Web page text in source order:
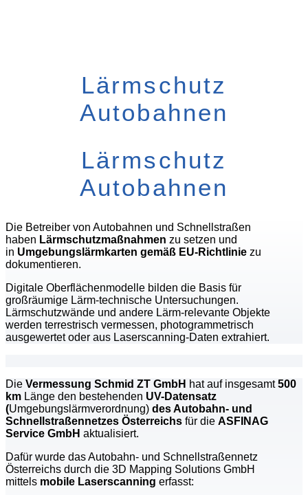
Lärmschutz
Autobahnen
Lärmschutz
Autobahnen
Die Betreiber von Autobahnen und Schnellstraßen
haben Lärmschutzmaßnahmen zu setzen und
in Umgebungslärmkarten gemäß EU-Richtlinie zu
dokumentieren.
Digitale Oberflächenmodelle bilden die Basis für
großräumige Lärm-technische Untersuchungen.
Lärmschutzwände und andere Lärm-relevante Objekte
werden terrestrisch vermessen, photogrammetrisch
ausgewertet oder aus Laserscanning-Daten extrahiert.
Die Vermessung Schmid ZT GmbH hat auf insgesamt500
km Länge den bestehenden UV-Datensatz
(Umgebungslärmverordnung) des Autobahn- und
Schnellstraßennetzes Österreichs für die ASFINAG
Service GmbH aktualisiert.
Dafür wurde das Autobahn- und Schnellstraßennetz
Österreichs durch die 3D Mapping Solutions GmbH
mittels mobile Laserscanning erfasst: